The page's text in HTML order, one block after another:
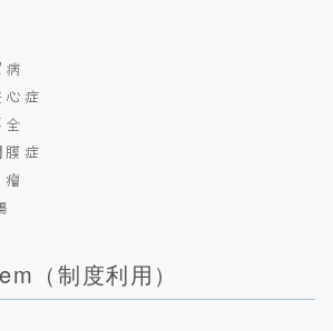
症
症
（制度利用）